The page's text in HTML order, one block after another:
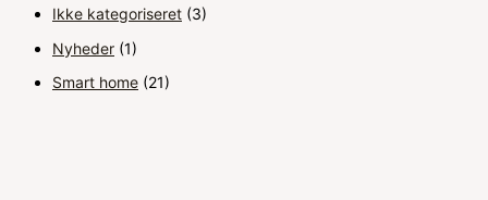
Ikke kategoriseret (3)
Nyheder (1)
Smart home (21)